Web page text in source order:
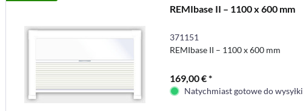
REMIbase II – 1100 x 600 mm
371151
REMIbase II – 1100 x 600 mm
169,00 € *
Natychmiast gotowe do wysyłki